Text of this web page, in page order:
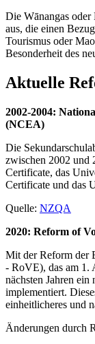
Die Wānangas
aus, die einen
Tourismus oder
Besonderheit des
Aktuelle
2002-2004:
(NCEA)
Die
zwischen 2002 und
Certificate, das
Certificate und das
Quelle: NZQA
2020: Reform of
Mit der Reform der
- RoVE), das am 1.
nächsten Jahren ein
implementiert.
einheitlicheres und
Änderungen durch